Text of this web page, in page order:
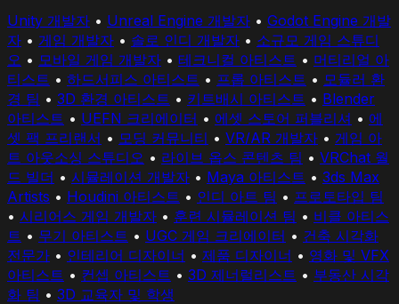
Unity 개발자 • Unreal Engine 개발자 • Godot Engine 개발
자 • 게임 개발자 • 솔로 인디 개발자 • 소규모 게임 스튜디
오 • 모바일 게임 개발자 • 테크니컬 아티스트 • 머티리얼 아
티스트 • 하드서피스 아티스트 • 프롭 아티스트 • 모듈러 환
경 팀 • 3D 환경 아티스트 • 키트배시 아티스트 • Blender
아티스트 • UEFN 크리에이터 • 에셋 스토어 퍼블리셔 • 에
셋 팩 프리랜서 • 모딩 커뮤니티 • VR/AR 개발자 • 게임 아
트 아웃소싱 스튜디오 • 라이브 옵스 콘텐츠 팀 • VRChat 월
드 빌더 • 시뮬레이션 개발자 • Maya 아티스트 • 3ds Max
Artists • Houdini 아티스트 • 인디 아트 팀 • 프로토타입 팀
• 시리어스 게임 개발자 • 훈련 시뮬레이션 팀 • 비클 아티스
트 • 무기 아티스트 • UGC 게임 크리에이터 • 건축 시각화
전문가 • 인테리어 디자이너 • 제품 디자이너 • 영화 및 VFX
아티스트 • 컨셉 아티스트 • 3D 제너럴리스트 • 부동산 시각
화 팀 • 3D 교육자 및 학생